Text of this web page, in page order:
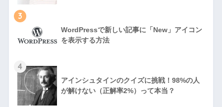
3
WordPressで新しい記事に「New」アイコン
を表示する方法
4
アインシュタインのクイズに挑戦！98%の人
が解けない（正解率2%）って本当？